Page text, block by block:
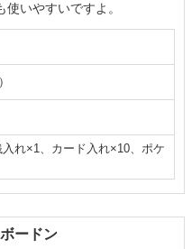
いやすいですよ。
れ×1、カード入れ×10、ポケ
ードン